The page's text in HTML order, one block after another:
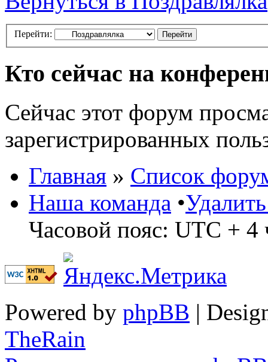
Перейти:
Кто сейчас на
Сейчас этот форум
зарегистрированных
Главная » Список
Наша команда •
Часовой пояс: UTC + 4
Powered by phpBB |
TheRain